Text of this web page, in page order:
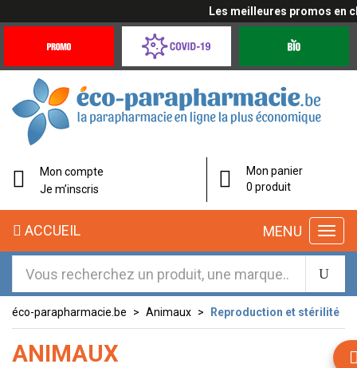
Les meilleures promos en
Offres
Coronavirus
éco-
parapharmacie.fr
éco-
parapharmacie.fr
Mon compte
Je m’inscris
Mon panier
0 produit
MENU
ACCUEIL
éco-parapharmacie.be Animaux Reproduction et stérilité
ANIMAUX